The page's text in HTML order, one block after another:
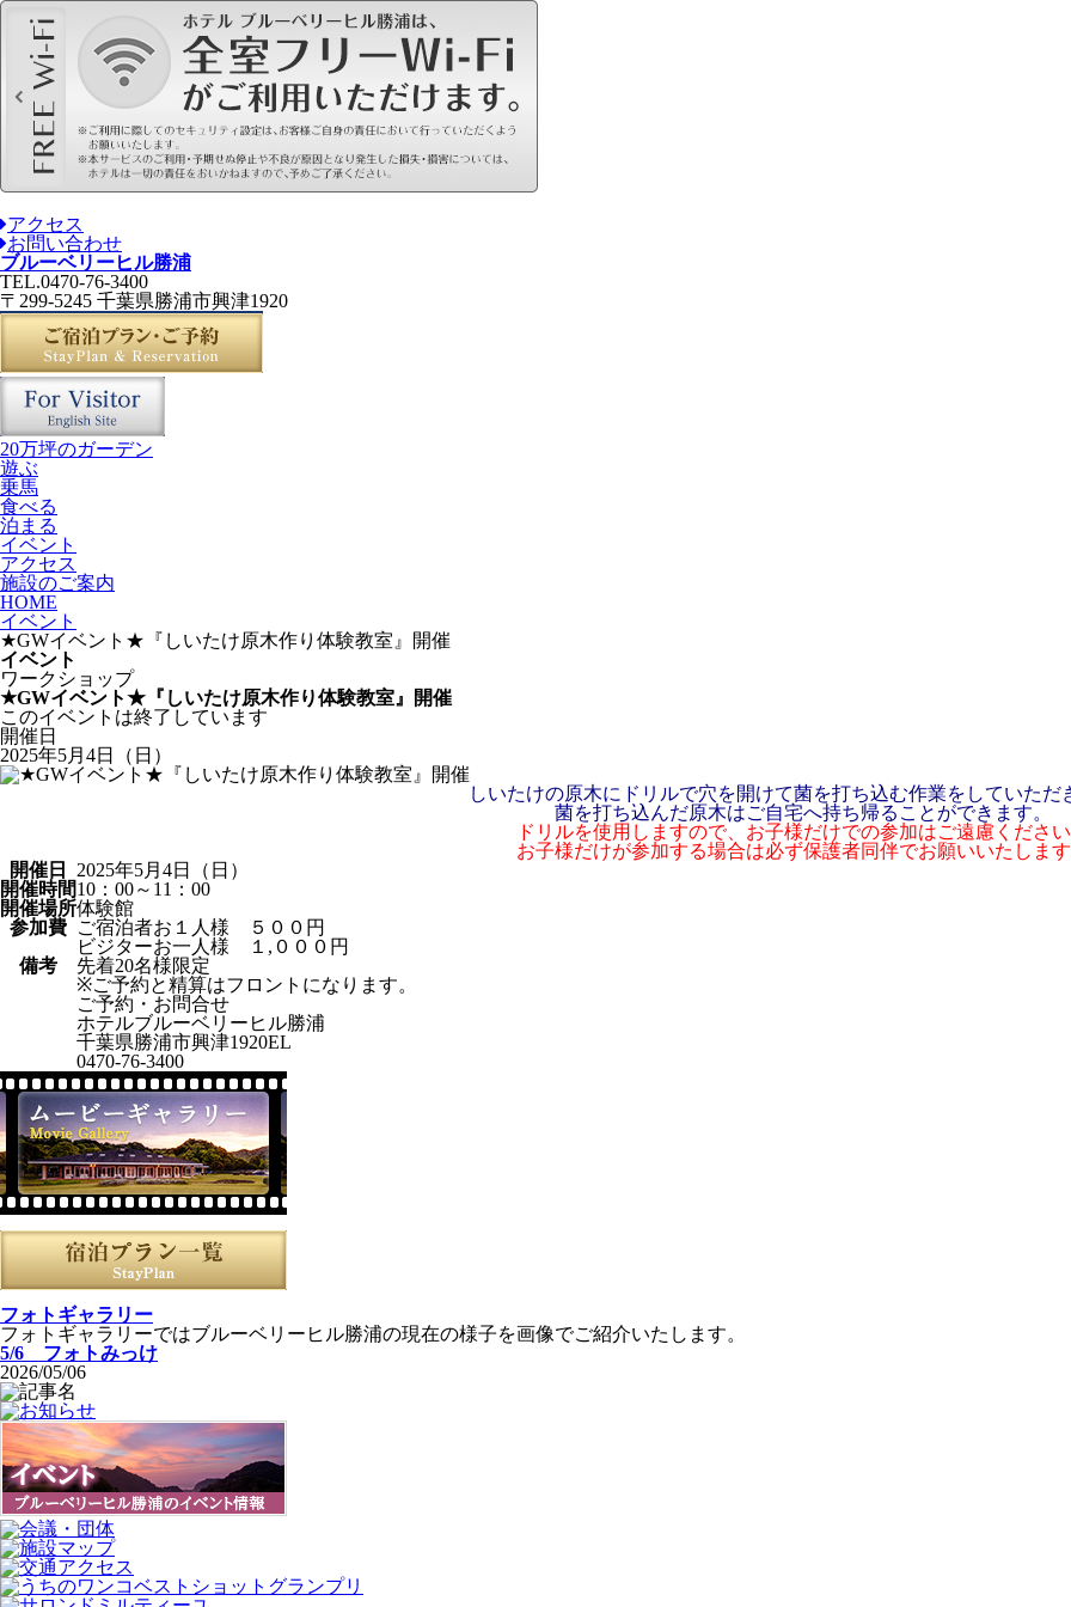
アクセス
お問い合わせ
ブルーベリーヒル勝浦
TEL.0470-76-3400
〒299-5245 千葉県勝浦市興津1920
20万坪のガーデン
遊ぶ
乗馬
食べる
泊まる
イベント
アクセス
施設のご案内
HOME
イベント
★GWイベント★『しいたけ原木作り体験教室』開催
イベント
ワークショップ
★GWイベント★『しいたけ原木作り体験教室』開催
このイベントは終了しています
開催日
2025年5月4日（日）
しいたけの原木にドリルで穴を開けて菌を打ち込む作業をしていただ
菌を打ち込んだ原木はご自宅へ持ち帰ることができます。
ドリルを使用しますので、お子様だけでの参加はご遠慮ください
お子様だけが参加する場合は必ず保護者同伴でお願いいたします
開催日
2025年5月4日（日）
開催時間10：00～11：00
開催場所体験館
参加費 ご宿泊者お１人様 ５００円
ビジターお一人様 １,０００円
備考
先着20名様限定
※ご予約と精算はフロントになります。
ご予約・お問合せ
ホテルブルーベリーヒル勝浦
千葉県勝浦市興津1920EL
0470-76-3400
フォトギャラリー
フォトギャラリーではブルーベリーヒル勝浦の現在の様子を画像でご紹介いたします。
5/6 フォトみっけ
2026/05/06